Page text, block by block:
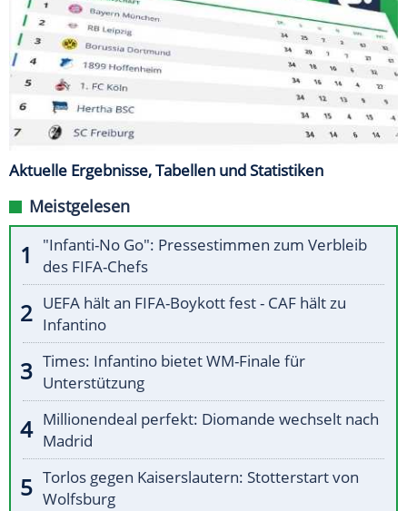
Aktuelle Ergebnisse, Tabellen und Statistiken
Meistgelesen
"Infanti-No Go": Pressestimmen zum Verbleib
des FIFA-Chefs
UEFA hält an FIFA-Boykott fest - CAF hält zu
Infantino
Times: Infantino bietet WM-Finale für
Unterstützung
Millionendeal perfekt: Diomande wechselt nach
Madrid
Torlos gegen Kaiserslautern: Stotterstart von
Wolfsburg